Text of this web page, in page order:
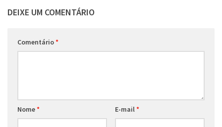
DEIXE UM COMENTÁRIO
Comentário*
Nome* E-mail *